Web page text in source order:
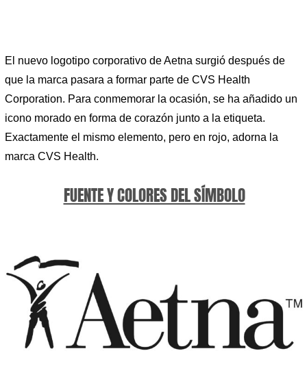
El nuevo logotipo corporativo de Aetna surgió después de
que la marca pasara a formar parte de CVS Health
Corporation. Para conmemorar la ocasión, se ha añadido un
icono morado en forma de corazón junto a la etiqueta.
Exactamente el mismo elemento, pero en rojo, adorna la
marca CVS Health.
FUENTE Y COLORES DEL SÍMBOLO